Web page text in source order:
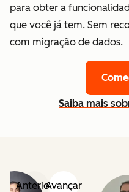
para obter a
que você já tem. Sem
com migração de dados.
Saiba mais
AnteriorAvançar